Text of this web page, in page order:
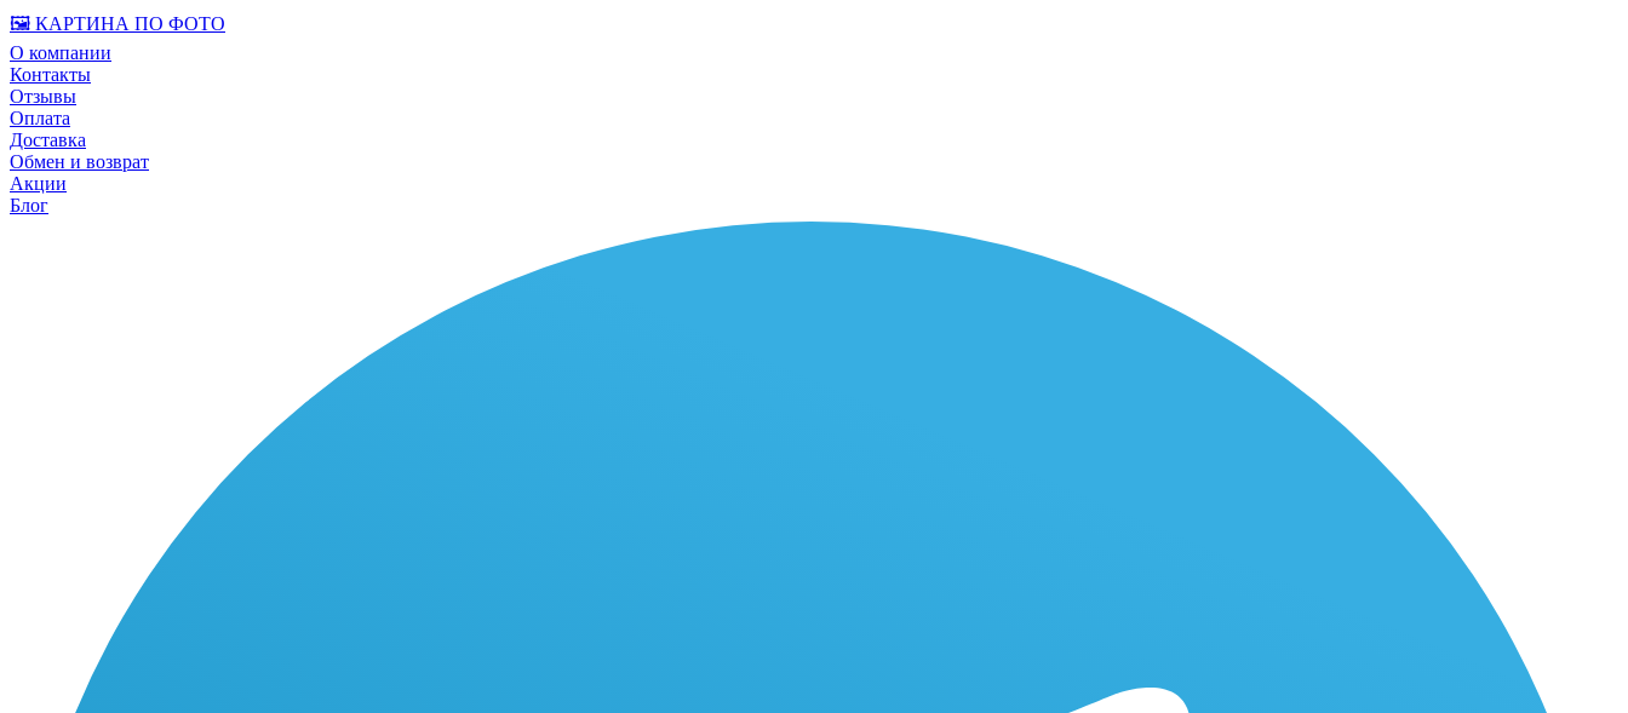
🖼️ КАРТИНА ПО ФОТО
О компании
Контакты
Отзывы
Оплата
Доставка
Обмен и возврат
Акции
Блог